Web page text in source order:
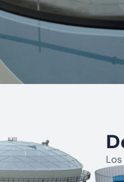
Los